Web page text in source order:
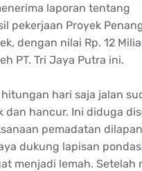
laporan tentang
pekerjaan Proyek
dengan nilai Rp. 12
PT. Tri Jaya Putra ini.
hari saja jalan
dan hancur. Ini diduga
pemadatan
dukung lapisan
menjadi lemah. Setelah